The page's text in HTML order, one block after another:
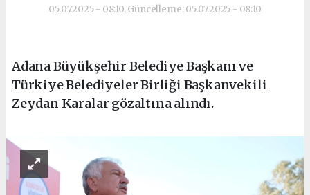
05.07.2025 - 08:10, Güncelleme: 05.07.2025 - 08:10
Adana Büyükşehir Belediye Başkanı ve
Türkiye Belediyeler Birliği Başkanvekili
Zeydan Karalar gözaltına alındı.